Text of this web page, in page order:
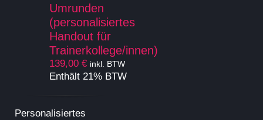
Optionen
können
auf
der
Produktseite
gewählt
werden
Umrunden
(personalisiertes
Handout für
Trainerkollege/innen)
139,00€ inkl. BTW
Enthält 21% BTW
Personalisiertes